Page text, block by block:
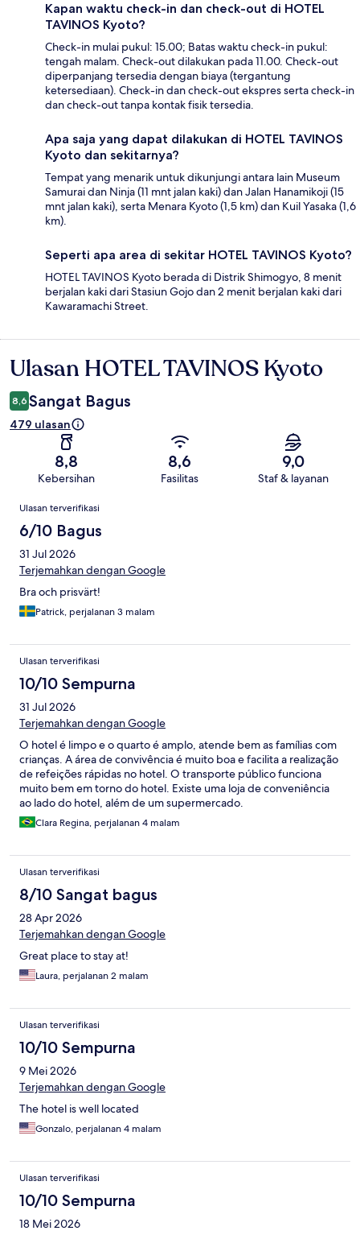
Kapan waktu check-in dan check-out di HOTEL
TAVINOS Kyoto?
Check-in mulai pukul: 15.00; Batas waktu check-in pukul:
tengah malam. Check-out dilakukan pada 11.00. Check-out
diperpanjang tersedia dengan biaya (tergantung
ketersediaan). Check-in dan check-out ekspres serta check-in
dan check-out tanpa kontak fisik tersedia.
Apa saja yang dapat dilakukan di HOTEL TAVINOS
Kyoto dan sekitarnya?
Tempat yang menarik untuk dikunjungi antara lain Museum
Samurai dan Ninja (11 mnt jalan kaki) dan Jalan Hanamikoji (15
mnt jalan kaki), serta Menara Kyoto (1,5 km) dan Kuil Yasaka (1,6
km).
Seperti apa area di sekitar HOTEL TAVINOS Kyoto?
HOTEL TAVINOS Kyoto berada di Distrik Shimogyo, 8 menit
berjalan kaki dari Stasiun Gojo dan 2 menit berjalan kaki dari
Kawaramachi Street.
Ulasan
Ulasan HOTEL TAVINOS Kyoto
8,6 Sangat Bagus
479 ulasan
8,8
Kebersihan
8,6
Fasilitas
9,0
Staf & layanan
Ulasan
Ulasan terverifikasi
6/10 Bagus
31 Jul 2026
Terjemahkan dengan Google
Bra och prisvärt!
Patrick, perjalanan 3 malam
Ulasan terverifikasi
10/10 Sempurna
31 Jul 2026
Terjemahkan dengan Google
O hotel é limpo e o quarto é amplo, atende bem as famílias com
crianças. A área de convivência é muito boa e facilita a realização
de refeições rápidas no hotel. O transporte público funciona
muito bem em torno do hotel. Existe uma loja de conveniência
ao lado do hotel, além de um supermercado.
Clara Regina, perjalanan 4 malam
Ulasan terverifikasi
8/10 Sangat bagus
28 Apr 2026
Terjemahkan dengan Google
Great place to stay at!
Laura, perjalanan 2 malam
Ulasan terverifikasi
10/10 Sempurna
9 Mei 2026
Terjemahkan dengan Google
The hotel is well located
Gonzalo, perjalanan 4 malam
Ulasan terverifikasi
10/10 Sempurna
18 Mei 2026